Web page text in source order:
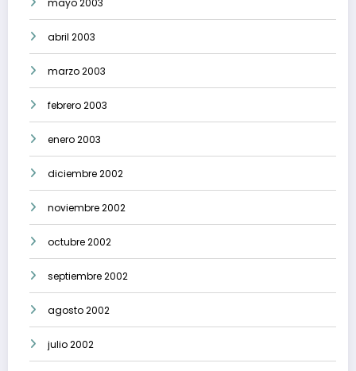
mayo 2003
abril 2003
marzo 2003
febrero 2003
enero 2003
diciembre 2002
noviembre 2002
octubre 2002
septiembre 2002
agosto 2002
julio 2002